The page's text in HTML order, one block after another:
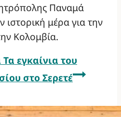
Παναμά
ιστορική μέρα για την
Κολομβία.
Τα εγκαίνια του
στο Σερετέ